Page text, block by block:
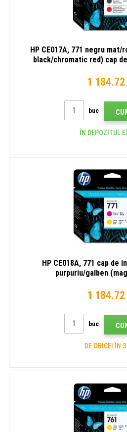
HP CE017A, 771 negru
black/chromatic red) cap
1
buc
ÎN DEPOZITUL
HP CE018A, 771 cap de
purpuriu/galben
1
buc
DE OBICEI ÎN